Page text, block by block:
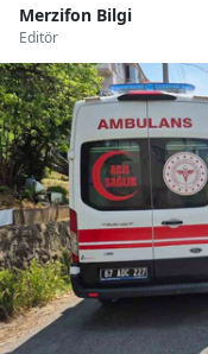
Merzifon Bilgi
Editör